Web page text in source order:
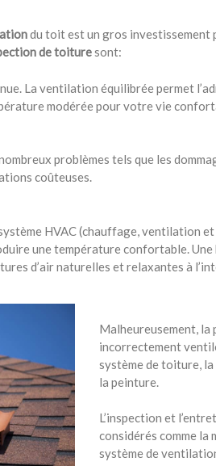
du toit est un gros
de toituresont:
La ventilation équilibrée permet
modérée pour votre vie
problèmes tels que les
coûteuses.
HVAC (chauffage, ventilation et
une température confortable.
d’air naturelles et relaxantes à
Malheureusement, la
incorrectement
système de toiture,
la peinture.
L’inspection et
considérés comme
système de